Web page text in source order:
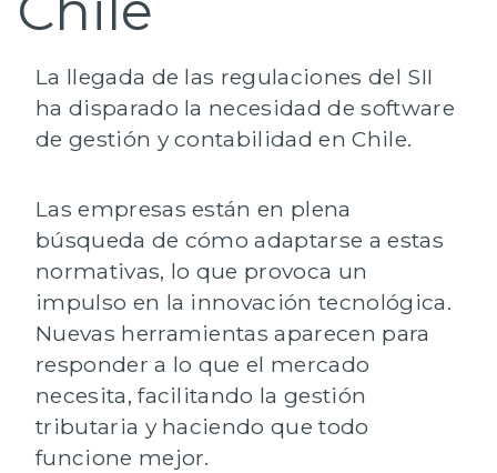
La llegada de las regulaciones del SII
ha disparado la necesidad desoftware
de gestión y contabilidad en Chile.
Las empresas están en plena
búsqueda de cómo adaptarse a estas
normativas, lo que provoca un
impulso en la innovación tecnológica.
Nuevas herramientas aparecen para
responder a lo que el mercado
necesita, facilitando la gestión
tributaria y haciendo que todo
funcione mejor.